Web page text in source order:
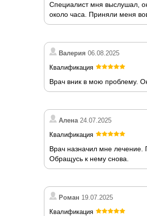
Специалист мня выслушал,
около часа. Приняли меня
Валерия 06.08.2025
Квалификация
Врач вник в мою проблему.
Алена24.07.2025
Квалификация
Врач назначил мне лечение.
Обращусь к нему снова.
Роман 19.07.2025
Квалификация